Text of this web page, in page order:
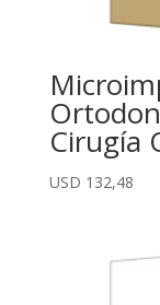
Cirugía
USD 132,48